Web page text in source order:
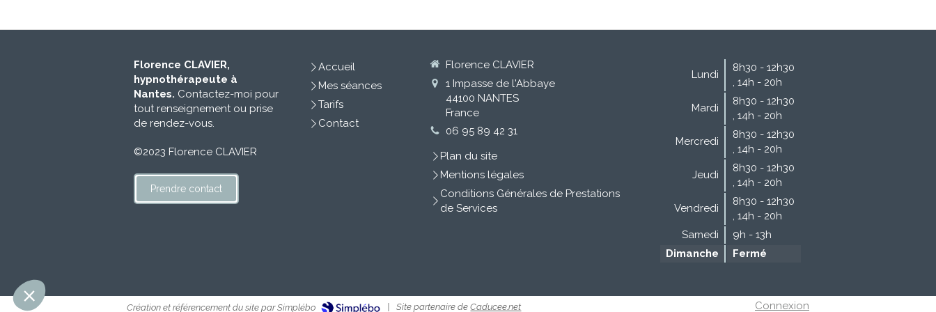
Florence CLAVIER,
hypnothérapeute à
Nantes. Contactez-moi pour
tout renseignement ou prise
de rendez-vous.
©2023 Florence CLAVIER
Prendre contact
Accueil
Mes séances
Tarifs
Contact
Florence CLAVIER
1 Impasse de l'Abbaye
44100 NANTES
France
06 95 89 42 31
Plan du site
Mentions légales
Conditions Générales de Prestations
de Services
Lundi
8h30 - 12h30
14h - 20h
Mardi
8h30 - 12h30
14h - 20h
Mercredi
8h30 - 12h30
14h - 20h
Jeudi
8h30 - 12h30
14h - 20h
Vendredi
8h30 - 12h30
14h - 20h
Samedi
9h - 13h
Dimanche
Fermé
Création et référencement du site par Simplébo Site partenaire deCaducee.net Connexion